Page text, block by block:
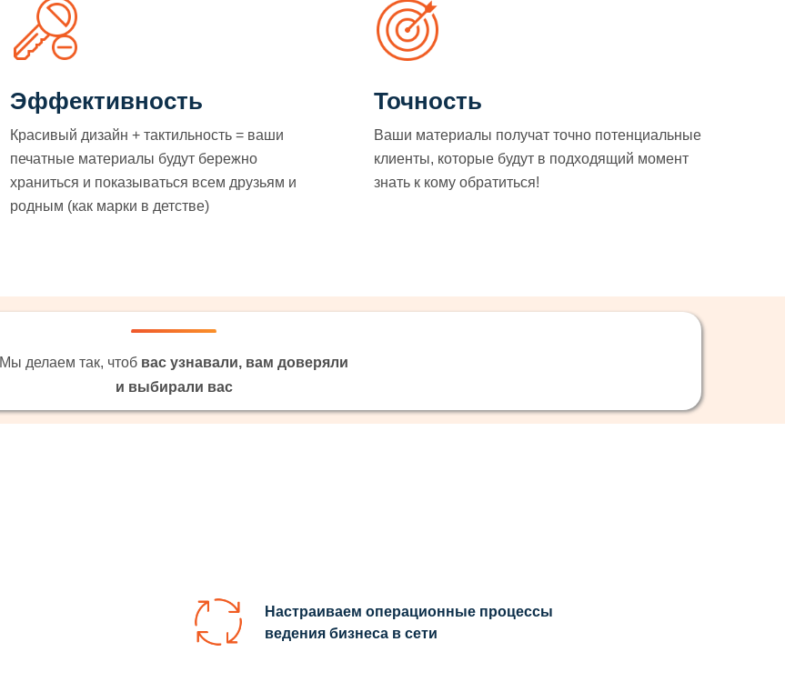
Красивый дизайн + тактильность = ваши
печатные материалы будут бережно
храниться и показываться всем друзьям и
родным (как марки в детстве)
Эффективность Точность
Ваши материалы получат точно потенциальные
клиенты, которые будут в подходящий момент
знать к кому обратиться!
Мы делаем так, чтоб вас узнавали, вам доверяли
и выбирали вас
Настраиваем операционные процессы
ведения бизнеса в сети